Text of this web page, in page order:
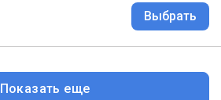
Выбрать
Показать еще